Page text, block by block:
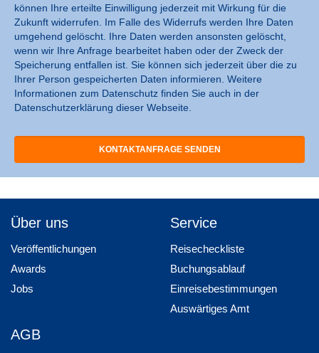
können Ihre erteilte Einwilligung jederzeit mit Wirkung für die
Zukunft widerrufen. Im Falle des Widerrufs werden Ihre Daten
umgehend gelöscht. Ihre Daten werden ansonsten gelöscht,
wenn wir Ihre Anfrage bearbeitet haben oder der Zweck der
Speicherung entfallen ist. Sie können sich jederzeit über die zu
Ihrer Person gespeicherten Daten informieren. Weitere
Informationen zum Datenschutz finden Sie auch in der
Datenschutzerklärung dieser Webseite.
Über uns
Veröffentlichungen
Awards
Jobs
Service
Reisecheckliste
Buchungsablauf
Einreisebestimmungen
Auswärtiges Amt
AGB